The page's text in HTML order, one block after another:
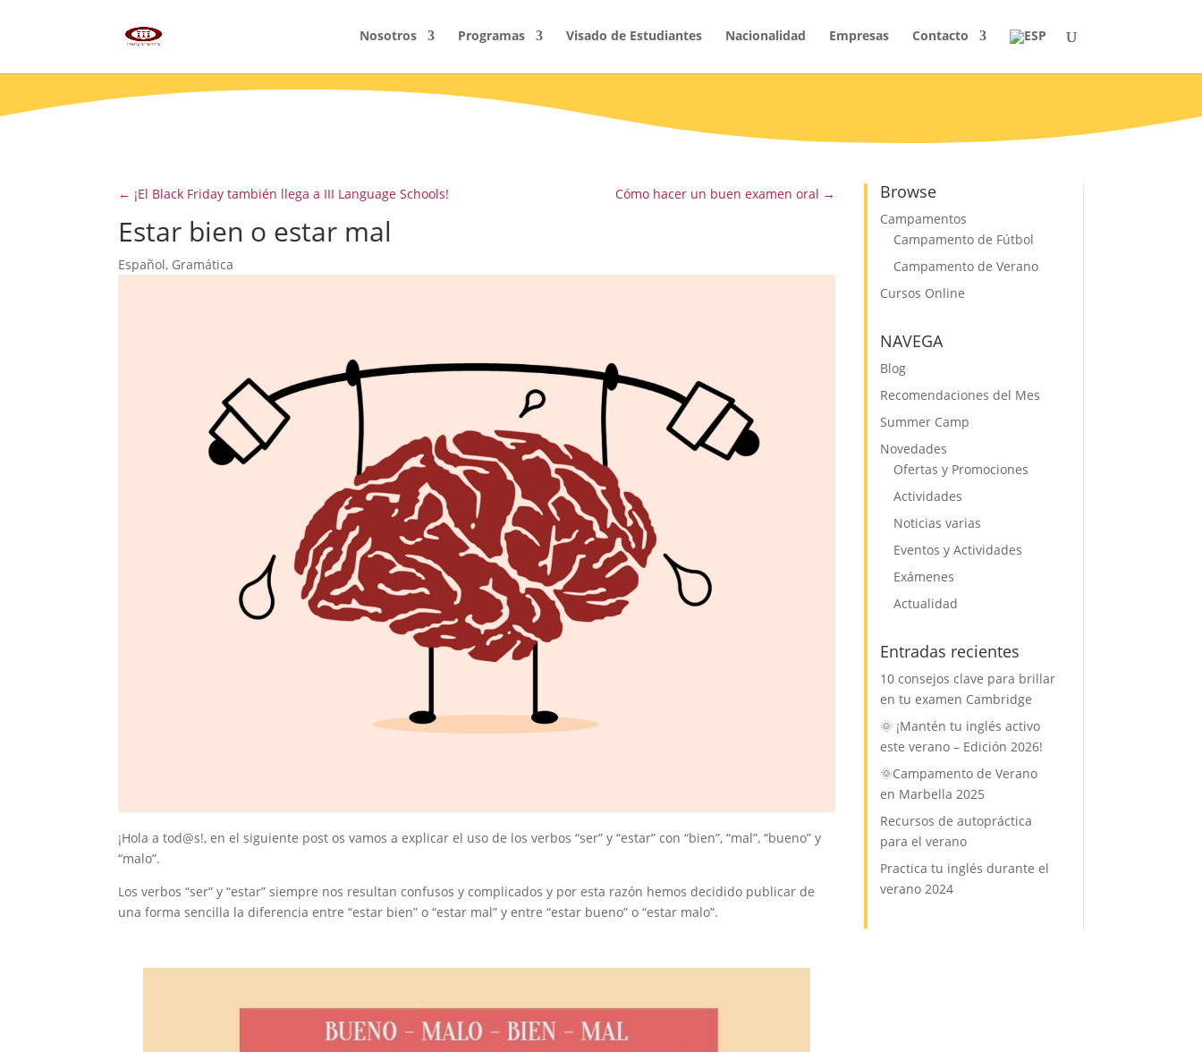
Nosotros Programas Visado de Estudiantes Nacionalidad Empresas Contacto
← ¡El Black Friday también llega a III Language Schools! Cómo hacer un buen examen oral →
Estar bien o estar mal
Español, Gramática
¡Hola a tod@s!, en el siguiente post os vamos a explicar el uso de los verbos “ser” y “estar” con “bien”, “mal”, “bueno” y
“malo”.
Los verbos “ser” y “estar” siempre nos resultan confusos y complicados y por esta razón hemos decidido publicar de
una forma sencilla la diferencia entre “estar bien” o “estar mal” y entre “estar bueno” o “estar malo”.
Browse
Campamentos
Campamento de Fútbol
Campamento de Verano
Cursos Online
NAVEGA
Blog
Recomendaciones del Mes
Summer Camp
Novedades
Ofertas y Promociones
Actividades
Noticias varias
Eventos y Actividades
Exámenes
Actualidad
Entradas recientes
10 consejos clave para brillar
en tu examen Cambridge
🌞 ¡Mantén tu inglés activo
este verano – Edición 2026!
🌞Campamento de Verano
en Marbella 2025
Recursos de autopráctica
para el verano
Practica tu inglés durante el
verano 2024